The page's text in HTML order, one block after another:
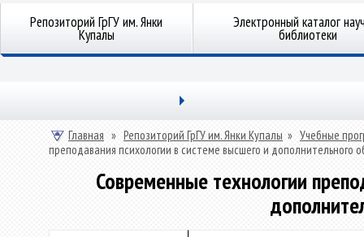
Репозиторий ГрГУ им. Янки
Купалы
Электронный каталог
библиотеки
Главная » Репозиторий ГрГУ им. Янки Купалы » Учебные
преподавания психологии в системе высшего и дополнительного
Современные технологии